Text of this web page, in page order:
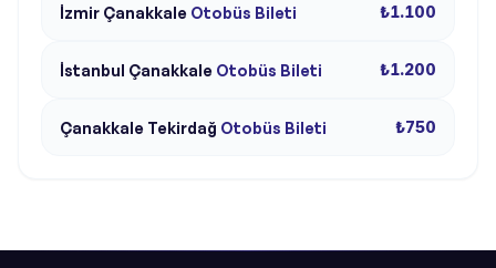
İzmir Çanakkale Otobüs Bileti ₺1.100
İstanbul Çanakkale Otobüs Bileti ₺1.200
Çanakkale Tekirdağ Otobüs Bileti ₺750